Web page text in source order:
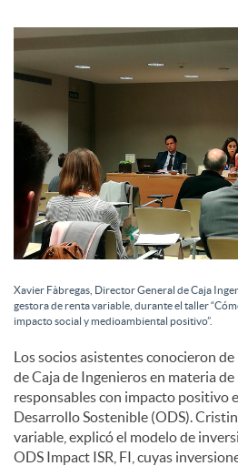
e
c
o
n
t
e
n
i
Xavier Fàbregas, Director General de Caja
gestora de renta variable, durante el taller
impacto social y medioambiental positivo”.
Los socios asistentes conocieron
de Caja de Ingenieros en materia
responsables con impacto positivo
Desarrollo Sostenible (ODS).
variable, explicó el modelo de
ODS Impact ISR, FI, cuyas